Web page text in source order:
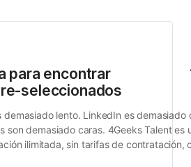
para encontrar
seleccionados
demasiado lento. LinkedIn es demasiado
son demasiado caras. 4Geeks Talent es
ilimitada, sin tarifas de contratación,